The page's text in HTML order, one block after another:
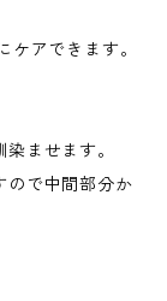
アできます。
ませます。
ので中間部分か